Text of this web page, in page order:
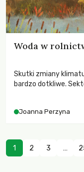
Woda w
Skutki zmiany
bardzo dotkliwe.
zachodzących zmian
Joanna Perzyna
1 2 3 …